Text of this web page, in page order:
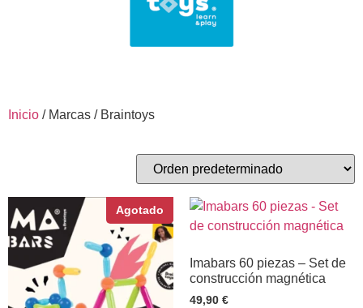
Inicio / Marcas / Braintoys
Agotado
Imabars 60 piezas – Set de
construcción magnética
49,90 €